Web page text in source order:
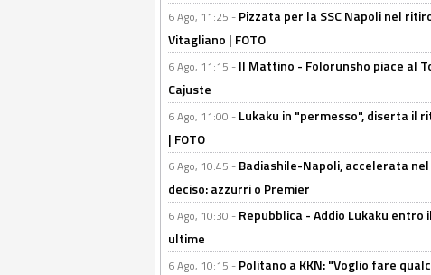
6 Ago, 11:25 - Pizzata per la SSC Napoli nel
Vitagliano | FOTO
6 Ago, 11:15 - Il Mattino - Folorunsho piace al
Cajuste
6 Ago, 11:00 - Lukaku in "permesso", diserta il
| FOTO
6 Ago, 10:45 - Badiashile-Napoli, accelerata
deciso: azzurri o Premier
6 Ago, 10:30 - Repubblica - Addio Lukaku
ultime
6 Ago, 10:15 - Politano a KKN: "Voglio fare